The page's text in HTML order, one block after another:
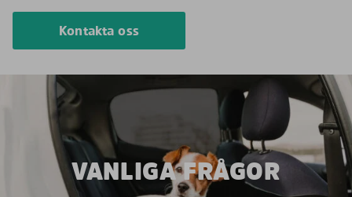
Kontakta oss
VANLIGA FRÅGOR